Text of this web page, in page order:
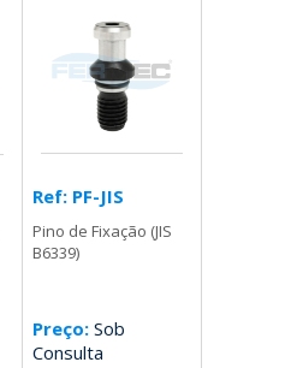
Ref: PF-JIS
Pino de Fixação (JIS
B6339)
Preço:Sob
Consulta